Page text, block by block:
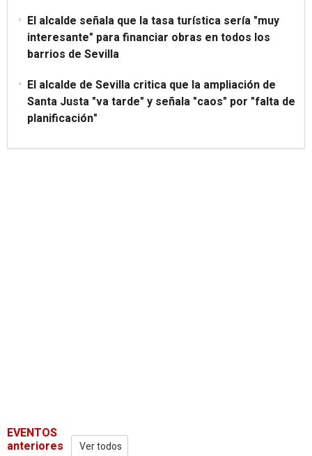
El alcalde señala que la tasa turística sería "muy
interesante" para financiar obras en todos los
barrios de Sevilla
El alcalde de Sevilla critica que la ampliación de
Santa Justa "va tarde" y señala "caos" por "falta de
planificación"
EVENTOS
anteriores Ver todos